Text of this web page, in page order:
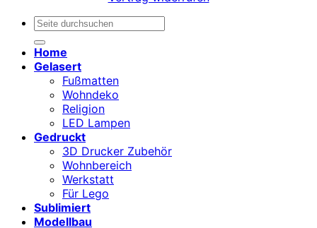
Suchen
Home
Gelasert
Fußmatten
Wohndeko
Religion
LED Lampen
Gedruckt
3D Drucker Zubehör
Wohnbereich
Werkstatt
Für Lego
Sublimiert
Modellbau